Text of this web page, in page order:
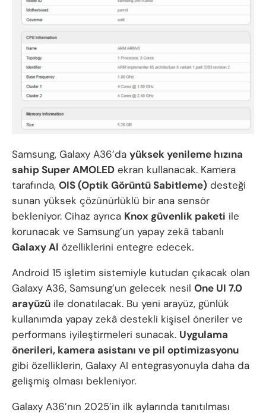
Samsung, Galaxy A36’da yüksek yenileme hızına
sahip Super AMOLED ekran kullanacak. Kamera
tarafında, OIS (Optik Görüntü Sabitleme) desteği
sunan yüksek çözünürlüklü bir ana sensör
bekleniyor. Cihaz ayrıca Knox güvenlik paketi ile
korunacak ve Samsung’un yapay zekâ tabanlı
Galaxy AI özelliklerini entegre edecek.
Android 15 işletim sistemiyle kutudan çıkacak olan
Galaxy A36, Samsung’un gelecek nesil One UI 7.0
arayüzü ile donatılacak. Bu yeni arayüz, günlük
kullanımda yapay zekâ destekli kişisel öneriler ve
performans iyileştirmeleri sunacak. Uygulama
önerileri, kamera asistanı ve pil optimizasyonu
gibi özelliklerin, Galaxy AI entegrasyonuyla daha da
gelişmiş olması bekleniyor.
Galaxy A36’nın 2025’in ilk aylarında tanıtılması